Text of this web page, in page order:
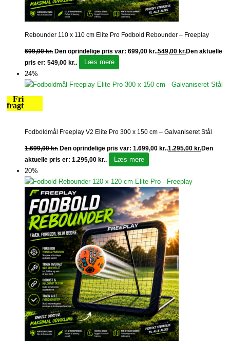
Rebounder 110 x 110 cm Elite Pro Fodbold Rebounder – Freeplay
699,00kr. Den oprindelige pris var: 699,00 kr..549,00 kr.Den aktuelle
pris er: 549,00 kr..
Læs mere
24%
Fri
fragt
Fodboldmål Freeplay V2 Elite Pro 300 x 150 cm – Galvaniseret Stål
1.699,00kr. Den oprindelige pris var: 1.699,00 kr..1.295,00 kr.Den
aktuelle pris er: 1.295,00 kr..
Læs mere
20%